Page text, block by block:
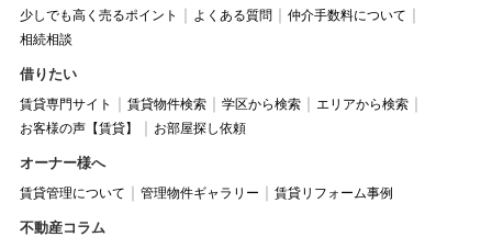
少しでも高く売るポイント
よくある質問
仲介手数料について
相続相談
借りたい
賃貸専門サイト 賃貸物件検索 学区から検索
エリアから検索
お客様の声【賃貸】
お部屋探し依頼
オーナー様へ
賃貸管理について 管理物件ギャラリー 賃貸リフォーム事例
不動産コラム